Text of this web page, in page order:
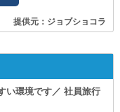
提供元：ジョブショコラ
い環境です／ 社員旅行